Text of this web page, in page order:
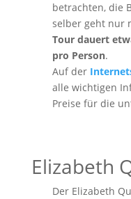
betrachten, die
selber geht nur
Tour dauert
pro Person.
Auf der
alle wichtigen
Preise für die
Elizabeth
Der Elizabeth